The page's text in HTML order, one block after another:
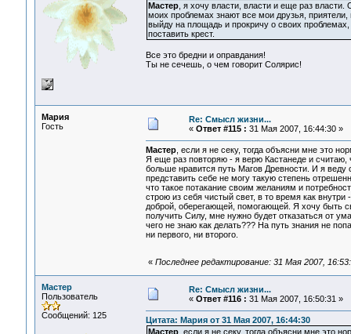
Мастер, я хочу власти, власти и еще раз власти.
моих проблемах знают все мои друзья,
выйду на площадь и прокричу о своих
поставить крест.
Все это бредни и оправдания!
Ты не сечешь, о чем говорит Солярис!
Мария
Гость
Re: Смысл жизни...
« Ответ #115 : 31 Мая 2007, 16:44:30 »
Мастер, если я не секу, тогда объясни мне это
Я еще раз повторяю - я верю Кастанеде и считаю,
больше нравится путь Магов Древности. И я
представить себе не могу такую степень
что такое потакание своим желаниям и
строю из себя чистый свет, в то время как
доброй, оберегающей, помогающей. Я хочу быть
получить Силу, мне нужно будет отказаться от
чего не знаю как делать??? На путь знания не
ни первого, ни второго.
« Последнее редактирование: 31 Мая 2007,
Мастер
Пользователь
Сообщений: 125
Re: Смысл жизни...
« Ответ #116 : 31 Мая 2007, 16:50:31 »
Цитата: Мария от 31 Мая 2007, 16:44:30
Мастер, если я не секу, тогда объясни мне это